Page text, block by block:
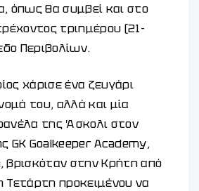
όπως θα συμβεί και στο
τριημέρου (21-
Περιβολίων.
χάρισε ένα ζευγάρι
του, αλλά και μία
της Άσκολι στον
GK Goalkeeper Academy,
στην Κρήτη από
Τετάρτη προκειμένου να